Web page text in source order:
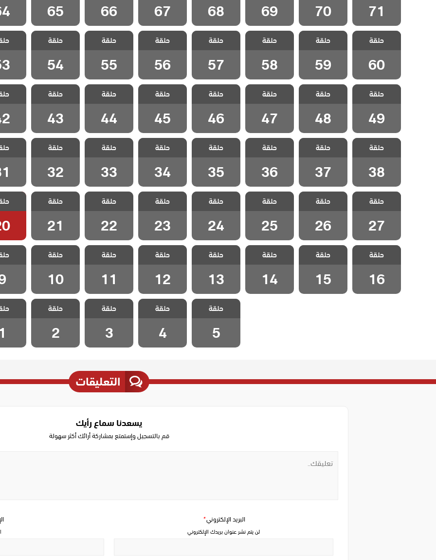
71
70
69
68
67
66
65
مسلسل ايزيل
الحلقة 60
حلقة
60
مسلسل ايزيل
الحلقة 59
حلقة
59
مسلسل ايزيل
الحلقة 58
حلقة
58
مسلسل ايزيل
الحلقة 57
حلقة
57
مسلسل ايزيل
الحلقة 56
حلقة
56
مسلسل ايزيل
الحلقة 55
حلقة
55
مسلسل ايزيل
الحلقة 54
حلقة
54
مسلسل
مسلسل ايزيل
الحلقة 49
حلقة
49
مسلسل ايزيل
الحلقة 48
حلقة
48
مسلسل ايزيل
الحلقة 47
حلقة
47
مسلسل ايزيل
الحلقة 46
حلقة
46
مسلسل ايزيل
الحلقة 45
حلقة
45
مسلسل ايزيل
الحلقة 44
حلقة
44
مسلسل ايزيل
الحلقة 43
حلقة
43
مسلسل
مسلسل ايزيل
الحلقة 38
حلقة
38
مسلسل ايزيل
الحلقة 37
حلقة
37
مسلسل ايزيل
الحلقة 36
حلقة
36
مسلسل ايزيل
الحلقة 35
حلقة
35
مسلسل ايزيل
الحلقة 34
حلقة
34
مسلسل ايزيل
الحلقة 33
حلقة
33
مسلسل ايزيل
الحلقة 32
حلقة
32
مسلسل
مسلسل ايزيل
الحلقة 27
حلقة
27
مسلسل ايزيل
الحلقة 26
حلقة
26
مسلسل ايزيل
الحلقة 25
حلقة
25
مسلسل ايزيل
الحلقة 24
حلقة
24
مسلسل ايزيل
الحلقة 23
حلقة
23
مسلسل ايزيل
الحلقة 22
حلقة
22
مسلسل ايزيل
الحلقة 21
حلقة
21
مسلسل
مسلسل ايزيل
الحلقة 16
حلقة
16
مسلسل ايزيل
الحلقة 15
حلقة
15
مسلسل ايزيل
الحلقة 14
حلقة
14
مسلسل ايزيل
الحلقة 13
حلقة
13
مسلسل ايزيل
الحلقة 12
حلقة
12
مسلسل ايزيل
الحلقة 11
حلقة
11
مسلسل ايزيل
الحلقة 10
حلقة
10
مسلسل
مسلسل ايزيل
الحلقة 5
حلقة
5
مسلسل ايزيل
الحلقة 4
حلقة
4
مسلسل ايزيل
الحلقة 3
حلقة
3
مسلسل ايزيل
الحلقة 2
حلقة
2
مسلسل
1
التعليقات
يسعدنا سماع رأيك
قم بالتسجيل وإستمتع بمشاركة أرائك أكثر سهولة
البريد الإلكتروني*
لن يتم نشر عنوان بريدك الإلكتروني